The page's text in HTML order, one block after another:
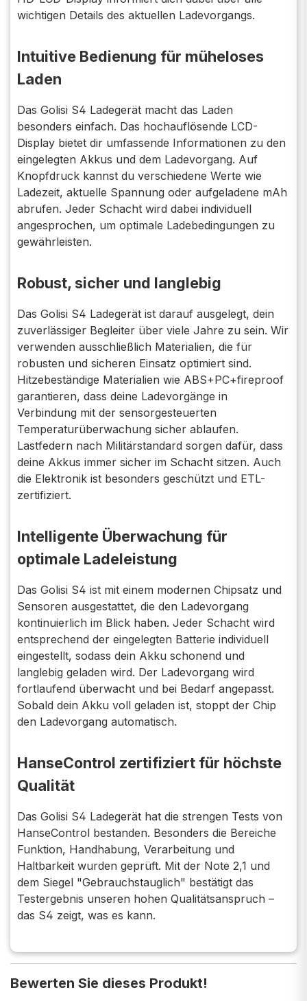
wichtigen Details des aktuellen Ladevorgangs.
Intuitive Bedienung für müheloses
Laden
Das Golisi S4 Ladegerät macht das Laden
besonders einfach. Das hochauflösende LCD-
Display bietet dir umfassende Informationen zu den
eingelegten Akkus und dem Ladevorgang. Auf
Knopfdruck kannst du verschiedene Werte wie
Ladezeit, aktuelle Spannung oder aufgeladene mAh
abrufen. Jeder Schacht wird dabei individuell
angesprochen, um optimale Ladebedingungen zu
gewährleisten.
Robust, sicher und langlebig
Das Golisi S4 Ladegerät ist darauf ausgelegt, dein
zuverlässiger Begleiter über viele Jahre zu sein. Wir
verwenden ausschließlich Materialien, die für
robusten und sicheren Einsatz optimiert sind.
Hitzebeständige Materialien wie ABS+PC+fireproof
garantieren, dass deine Ladevorgänge in
Verbindung mit der sensorgesteuerten
Temperaturüberwachung sicher ablaufen.
Lastfedern nach Militärstandard sorgen dafür, dass
deine Akkus immer sicher im Schacht sitzen. Auch
die Elektronik ist besonders geschützt und ETL-
zertifiziert.
Intelligente Überwachung für
optimale Ladeleistung
Das Golisi S4 ist mit einem modernen Chipsatz und
Sensoren ausgestattet, die den Ladevorgang
kontinuierlich im Blick haben. Jeder Schacht wird
entsprechend der eingelegten Batterie individuell
eingestellt, sodass dein Akku schonend und
langlebig geladen wird. Der Ladevorgang wird
fortlaufend überwacht und bei Bedarf angepasst.
Sobald dein Akku voll geladen ist, stoppt der Chip
den Ladevorgang automatisch.
HanseControl zertifiziert für höchste
Qualität
Das Golisi S4 Ladegerät hat die strengen Tests von
HanseControl bestanden. Besonders die Bereiche
Funktion, Handhabung, Verarbeitung und
Haltbarkeit wurden geprüft. Mit der Note 2,1 und
dem Siegel "Gebrauchstauglich" bestätigt das
Testergebnis unseren hohen Qualitätsanspruch –
das S4 zeigt, was es kann.
Bewerten Sie dieses Produkt!